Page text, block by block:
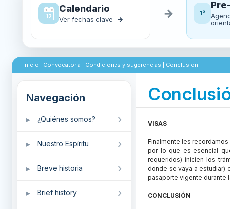
Calendario
Ver fechas clave → → 1°
Inicio Convocatoria | Condiciones y sugerencias | Conclusion
¿Quiénes somos?
Nuestro Espíritu
Breve historia
Brief history
VISAS
Finalmente les
por lo que es esencial
requeridos) inicien los
donde se vaya a estudiar)
pasaporte vigente durante
CONCLUSIÓN